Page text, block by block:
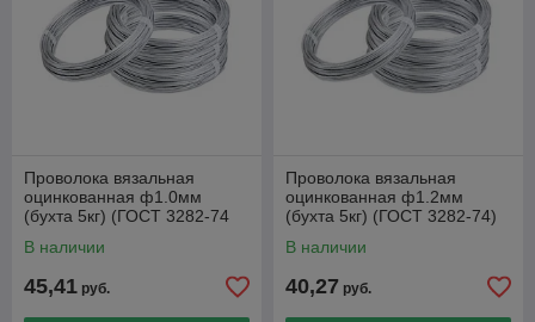
Проволока вязальная
оцинкованная ф1.0мм
(бухта 5кг) (ГОСТ 3282-74
В наличии
45,41 руб.
Проволока вязальная
оцинкованная ф1.2мм
(бухта 5кг) (ГОСТ 3282-74)
В наличии
40,27 руб.